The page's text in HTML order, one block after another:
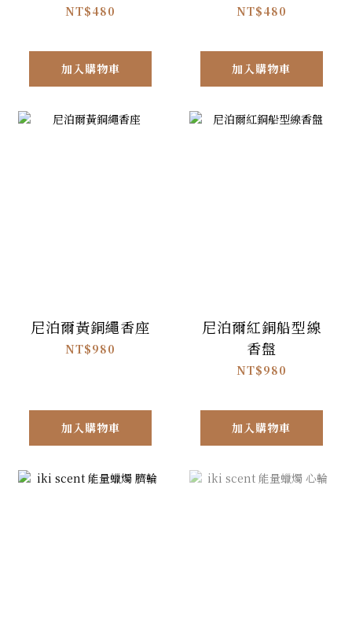
NT$480
加入購物車
NT$480
加入購物車
尼泊爾黃銅繩香座
NT$980
加入購物車
尼泊爾紅銅船型線
香盤
NT$980
加入購物車